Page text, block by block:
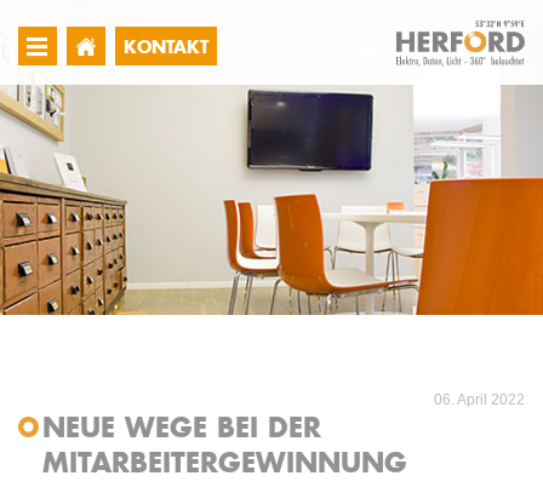
KONTAKT
06. April 2022
NEUE WEGE BEI DER
MITARBEITERGEWINNUNG